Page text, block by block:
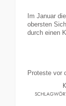
Im Januar
obersten
durch einen
Proteste vor